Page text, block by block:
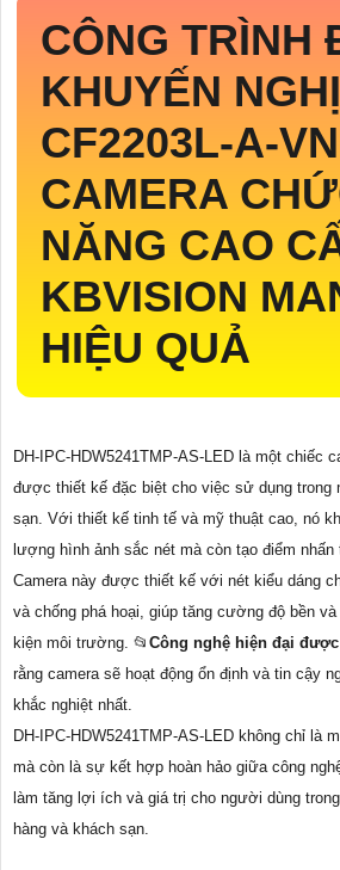
CÔNG TRÌNH
KHUYẾN NGHỊ
CF2203L-A-VN
CAMERA
NĂNG CAO
KBVISION
HIỆU QUẢ
DH-IPC-HDW5241TMP-AS-LED là một chiếc
được thiết kế đặc biệt cho việc sử dụng trong
sạn. Với thiết kế tinh tế và mỹ thuật cao, nó
lượng hình ảnh sắc nét mà còn tạo điểm
Camera này được thiết kế với nét kiểu dáng
và chống phá hoại, giúp tăng cường độ bền
kiện môi trường. 📂 Công nghệ hiện đại
rằng camera sẽ hoạt động ổn định và tin cậy
khắc nghiệt nhất.
DH-IPC-HDW5241TMP-AS-LED không chỉ là
mà còn là sự kết hợp hoàn hảo giữa công
làm tăng lợi ích và giá trị cho người dùng
hàng và khách sạn.